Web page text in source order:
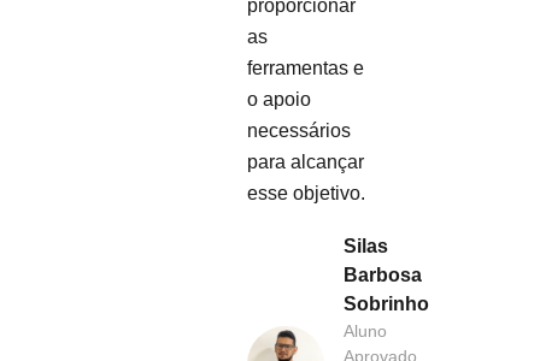
proporcionar
as
ferramentas e
o apoio
necessários
para alcançar
esse objetivo.
Silas
Barbosa
Sobrinho
Aluno
Aprovado